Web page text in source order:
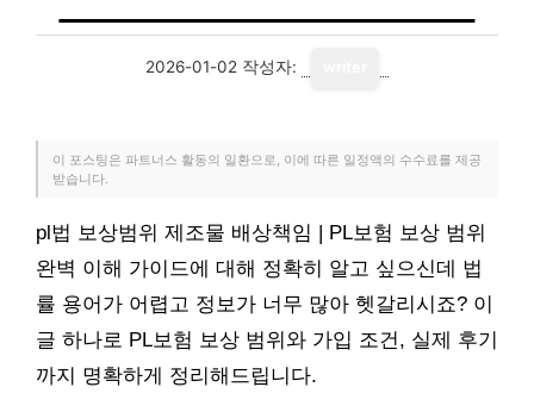
2026-01-02 작성자:
이 포스팅은 파트너스 활동의 일환으로, 이에 따른 일정액의 수수료를 제공
받습니다.
pl법 보상범위 제조물 배상책임 | PL보험 보상 범위
완벽 이해 가이드에 대해 정확히 알고 싶으신데 법
률 용어가 어렵고 정보가 너무 많아 헷갈리시죠? 이
글 하나로 PL보험 보상 범위와 가입 조건, 실제 후기
까지 명확하게 정리해드립니다.